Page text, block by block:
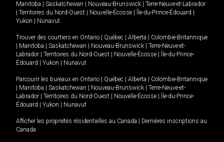
Manitoba
Saskatchewan Nouveau-Brunswick
Terre-Neuve-et-Labrador
Territoires du Nord-Ouest Nouvelle-Écosse Île-du-Prince-Édouard
Yukon
Nunavut.
Trouver des courtiers en Ontario Québec Alberta
Colombie-Britannique
Manitoba Saskatchewan Nouveau-Brunswick
Terre-Neuve-et-
Labrador
Territoires du Nord-Ouest Nouvelle-Écosse
Île-du-Prince-
Édouard
Yukon Nunavut
Parcourir les bureaux en Ontario Québec Alberta
Colombie-Britannique
Manitoba Saskatchewan Nouveau-Brunswick
Terre-Neuve-et-
Labrador
Territoires du Nord-Ouest Nouvelle-Écosse
Île-du-Prince-
Édouard
Yukon Nunavut
Afficher les propriétés résidentielles au Canada
Dernières inscriptions au
Canada